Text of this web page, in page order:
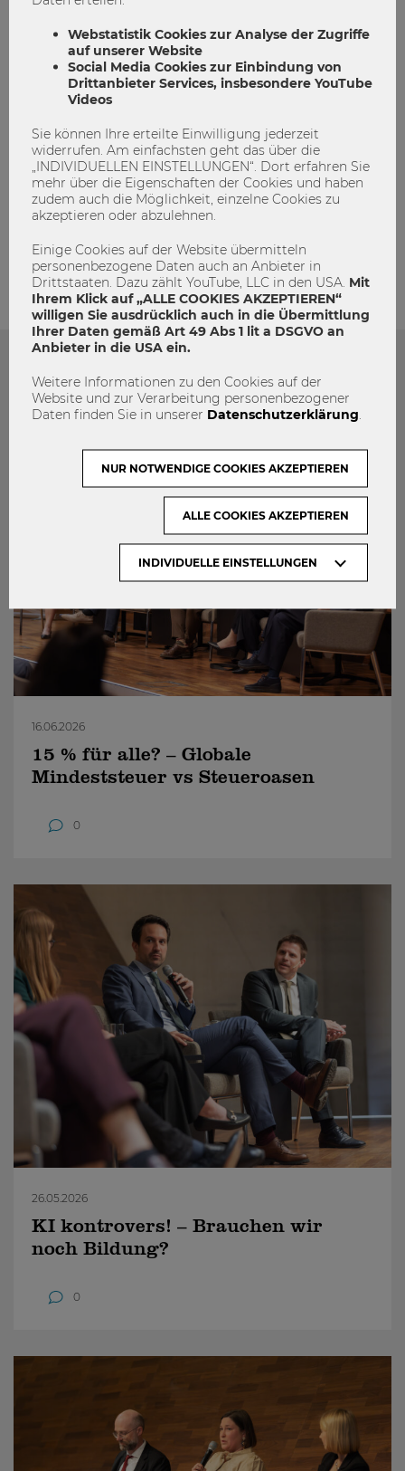
admin
Das könnte dich auch Interessieren
16.06.2026
15 % für alle? – Globale
Mindeststeuer vs Steueroasen
0
26.05.2026
KI kontrovers! – Brauchen wir
noch Bildung?
0
Webstatistik Cookies zur Analyse der Zugriffe
auf unserer Website
Social Media Cookies zur Einbindung von
Drittanbieter Services, insbesondere YouTube
Videos
Sie können Ihre erteilte Einwilligung jederzeit
widerrufen. Am einfachsten geht das über die
„INDIVIDUELLEN EINSTELLUNGEN“. Dort erfahren Sie
mehr über die Eigenschaften der Cookies und haben
zudem auch die Möglichkeit, einzelne Cookies zu
akzeptieren oder abzulehnen.
Einige Cookies auf der Website übermitteln
personenbezogene Daten auch an Anbieter in
Drittstaaten. Dazu zählt YouTube, LLC in den USA. Mit
Ihrem Klick auf „ALLE COOKIES AKZEPTIEREN“
willigen Sie ausdrücklich auch in die Übermittlung
Ihrer Daten gemäß Art 49 Abs 1 lit a DSGVO an
Anbieter in die USA ein.
Weitere Informationen zu den Cookies auf der
Website und zur Verarbeitung personenbezogener
Daten finden Sie in unserer Datenschutzerklärung
INDIVIDUELLE EINSTELLUNGEN
NUR NOTWENDIGE COOKIES AKZEPTIEREN
ALLE COOKIES AKZEPTIEREN